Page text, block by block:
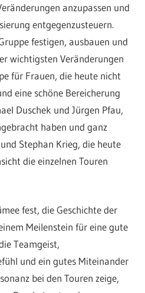
anzupassen und
entgegenzusteuern.
festigen, ausbauen und
wichtigsten Veränderungen
für Frauen, die heute nicht
eine schöne Bereicherung
Duschek und Jürgen Pfau,
haben und ganz
Stephan Krieg, die heute
die einzelnen Touren
fest, die Geschichte der
Meilenstein für eine gute
Teamgeist,
und ein gutes Miteinander
bei den Touren zeige,